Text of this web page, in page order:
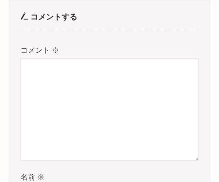
コメントする
コメント ※
名前 ※